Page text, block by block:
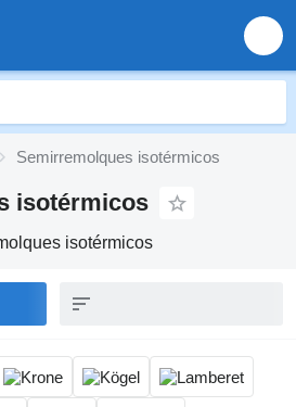
Semirremolques isotérmicos
isotérmicos
isotérmicos